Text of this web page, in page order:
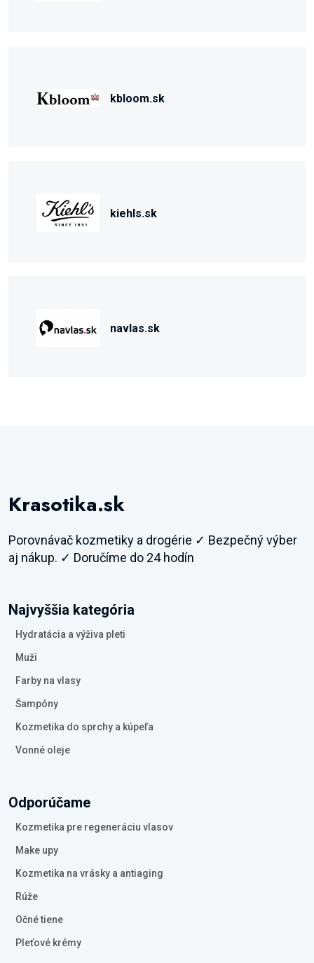
kbloom.sk
kiehls.sk
navlas.sk
Krasotika.sk
Porovnávač kozmetiky a drogérie ✓ Bezpečný výber
aj nákup. ✓ Doručíme do 24 hodín
Najvyššia kategória
Hydratácia a výživa pleti
Muži
Farby na vlasy
Šampóny
Kozmetika do sprchy a kúpeľa
Vonné oleje
Odporúčame
Kozmetika pre regeneráciu vlasov
Make upy
Kozmetika na vrásky a antiaging
Rúže
Očné tiene
Pleťové krémy